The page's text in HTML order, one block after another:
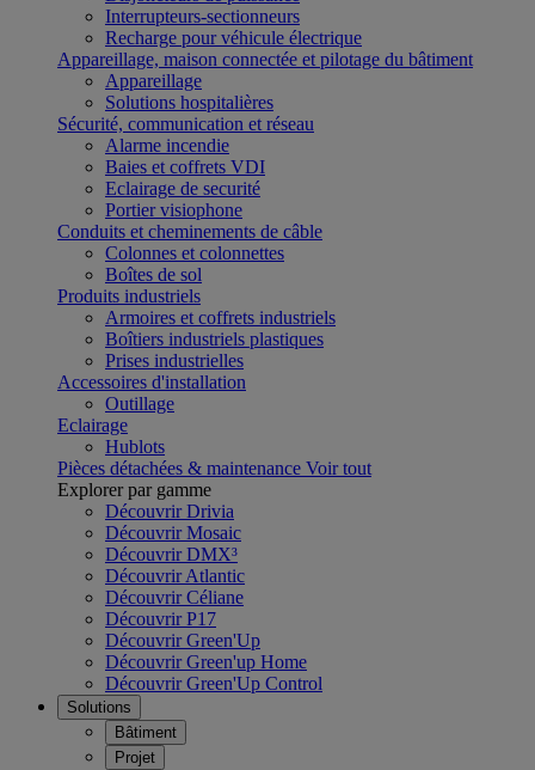
Interrupteurs-sectionneurs
Recharge pour véhicule électrique
Appareillage, maison connectée et pilotage du bâtiment
Appareillage
Solutions hospitalières
Sécurité, communication et réseau
Alarme incendie
Baies et coffrets VDI
Eclairage de securité
Portier visiophone
Conduits et cheminements de câble
Colonnes et colonnettes
Boîtes de sol
Produits industriels
Armoires et coffrets industriels
Boîtiers industriels plastiques
Prises industrielles
Accessoires d'installation
Outillage
Eclairage
Hublots
Pièces détachées & maintenance Voir tout
Explorer par gamme
Découvrir Drivia
Découvrir Mosaic
Découvrir DMX³
Découvrir Atlantic
Découvrir Céliane
Découvrir P17
Découvrir Green'Up
Découvrir Green'up Home
Découvrir Green'Up Control
Solutions
Bâtiment
Projet